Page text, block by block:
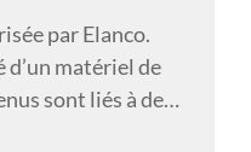
par Elanco.
matériel de
sont liés à des
lui-